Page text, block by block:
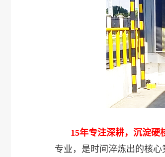
15年专注深耕，沉淀硬
专业，是时间淬炼出的核